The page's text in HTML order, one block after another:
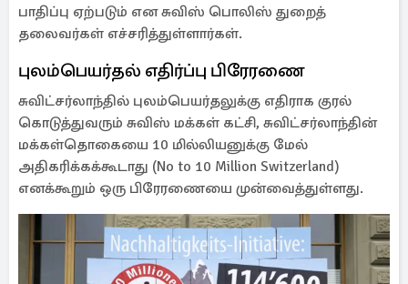
பாதிப்பு ஏற்படும் என சுவிஸ் பொலிஸ் துறைத்
தலைவர்கள் எச்சரித்துள்ளார்கள்.
புலம்பெயர்தல் எதிர்ப்பு பிரேரணை
சுவிட்சர்லாந்தில் புலம்பெயர்தலுக்கு எதிராக குரல்
கொடுத்துவரும் சுவிஸ் மக்கள் கட்சி, சுவிட்சர்லாந்தின்
மக்கள்தொகையை 10 மில்லியனுக்கு மேல்
அதிகரிக்கக்கூடாது (No to 10 Million Switzerland)
எனக்கூறும் ஒரு பிரேரணையை முன்வைத்துள்ளது.